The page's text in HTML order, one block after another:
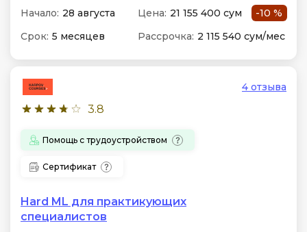
Начало: 28 августа Цена: 21 155 400 сум
-10 %
Срок: 5 месяцев Рассрочка: 2 115 540 сум/мес
3.8
4 отзыва
Помощь с трудоустройством
Сертификат
Hard ML для практикующих
специалистов